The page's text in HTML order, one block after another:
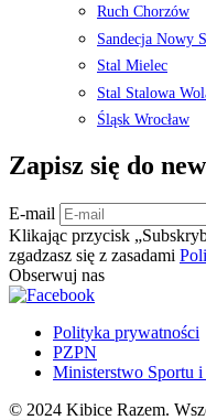
Ruch Chorzów
Sandecja Nowy
Stal Mielec
Stal Stalowa
Śląsk Wrocław
Zapisz się do
E-mail
Klikając przycisk
zgadzasz się z zasadami
Obserwuj nas
Polityka prywatności
PZPN
Ministerstwo Sportu
© 2024 Kibice Razem.